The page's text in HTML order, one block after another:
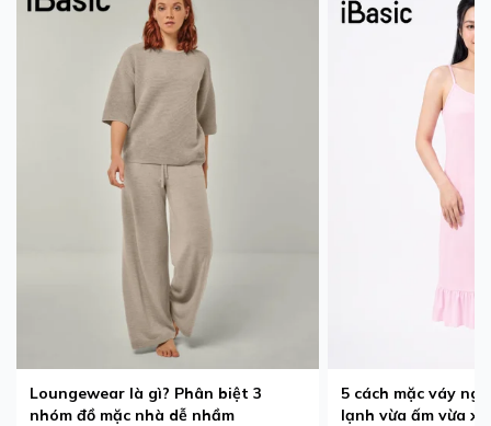
Loungewear là gì? Phân biệt 3
nhóm đồ mặc nhà dễ nhầm
5 cách mặc váy
lạnh vừa ấm vừa